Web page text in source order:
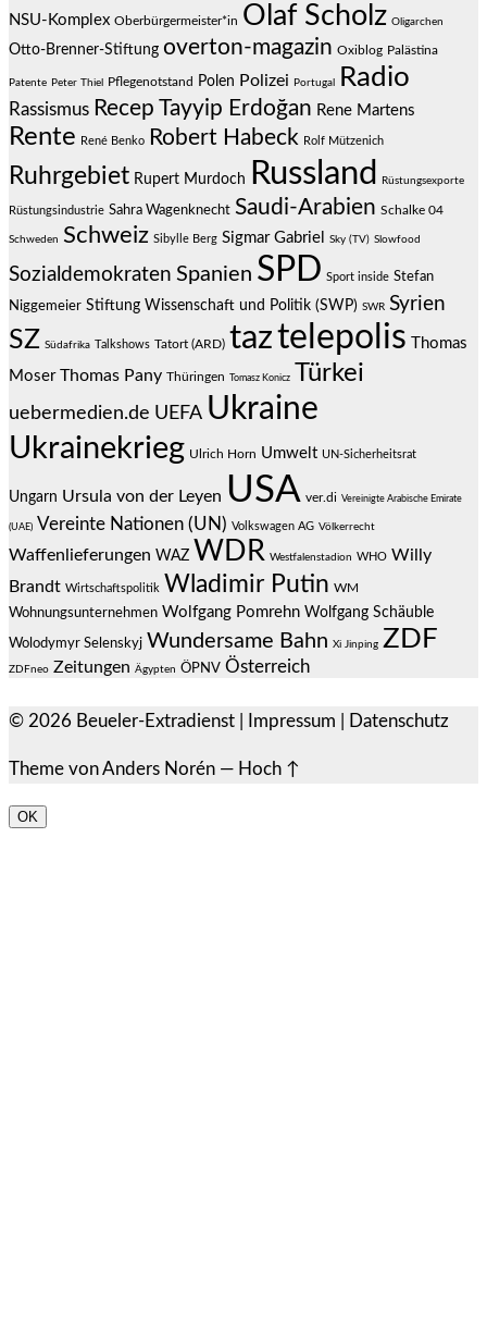
NSU-Komplex Oberbürgermeister*in Olaf Scholz Oligarchen
Otto-Brenner-Stiftung overton-magazin Oxiblog Palästina
Patente Peter Thiel Pflegenotstand Polen Polizei Portugal Radio
Rassismus Recep Tayyip Erdoğan Rene Martens
Rente René Benko Robert Habeck Rolf Mützenich
Ruhrgebiet Rupert Murdoch Russland Rüstungsexporte
Rüstungsindustrie Sahra Wagenknecht Saudi-Arabien Schalke 04
Schweden Schweiz Sibylle Berg Sigmar Gabriel Sky (TV) Slowfood
Sozialdemokraten Spanien SPD Sport inside Stefan
Niggemeier Stiftung Wissenschaft und Politik (SWP) SWR Syrien
SZ Südafrika Talkshows Tatort (ARD) taztelepolis
Thomas
Moser Thomas Pany Thüringen Tomasz Konicz Türkei
uebermedien.de UEFA Ukraine
Ukrainekrieg Ulrich Horn Umwelt UN-Sicherheitsrat
Ungarn Ursula von der Leyen USA ver.di Vereinigte Arabische Emirate
(UAE) Vereinte Nationen (UN) Volkswagen AG Völkerrecht
Waffenlieferungen WAZ WDR Westfalenstadion WHO Willy
Brandt Wirtschaftspolitik Wladimir Putin WM
Wohnungsunternehmen Wolfgang Pomrehn Wolfgang Schäuble
Wolodymyr Selenskyj Wundersame Bahn Xi Jinping ZDF
ZDFneo Zeitungen Ägypten ÖPNV Österreich
© 2026 Beueler-Extradienst Impressum Datenschutz
Theme vonAnders Norén — Hoch ↑
OK